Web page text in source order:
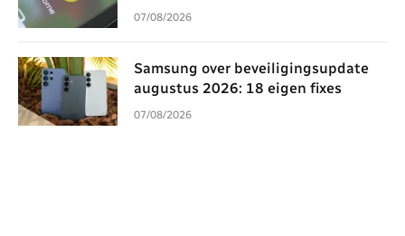
07/08/2026
Samsung over beveiligingsupdate
augustus 2026: 18 eigen fixes
07/08/2026